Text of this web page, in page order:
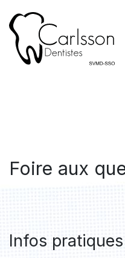
Foire aux
Infos pratiques